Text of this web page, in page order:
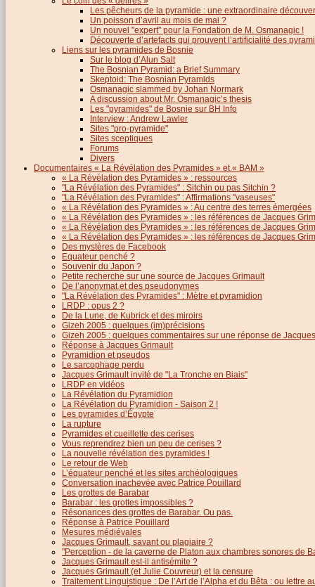
Les pêcheurs de la pyramide : une extraordinaire
Un poisson d’avril au mois de mai ?
Un nouvel "expert" pour la Fondation de M. Osmanagic !
Découverte d’artefacts qui prouvent l’artificialité des
Liens sur les pyramides de Bosnie
Sur le blog d’Alun Salt
The Bosnian Pyramid: a Brief Summary
Skeptoid: The Bosnian Pyramids
Osmanagic slammed by Johan Normark
A discussion about Mr. Osmanagic’s thesis
Les "pyramides" de Bosnie sur BH Info
Interview : Andrew Lawler
Sites "pro-pyramide"
Sites sceptiques
Forums
Divers
Documentaires « La Révélation des Pyramides » et « BAM »
« La Révélation des Pyramides » : ressources
"La Révélation des Pyramides" : Sitchin ou pas Sitchin ?
"La Révélation des Pyramides" : Affirmations "vaseuses"
« La Révélation des Pyramides » : Au centre des terres émergées
« La Révélation des Pyramides » : les références de Jacques
« La Révélation des Pyramides » : les références de Jacques
« La Révélation des Pyramides » : les références de Jacques
Des mystères de Facebook
Equateur penché ?
Souvenir du Japon ?
Petite recherche sur une source de Jacques Grimault
De l’anonymat et des pseudonymes
"La Révélation des Pyramides" : Mètre et pyramidion
LRDP : opus 2 ?
De la Lune, de Kubrick et des miroirs
Gizeh 2005 : quelques (im)précisions
Gizeh 2005 : quelques commentaires sur une réponse de
Réponse à Jacques Grimault
Pyramidion et pseudos
Le sarcophage perdu
Jacques Grimault invité de "La Tronche en Biais"
LRDP en vidéos
La Révélation du Pyramidion
La Révélation du Pyramidion - Saison 2 !
Les pyramides d’Égypte
La rupture
Pyramides et cueillette des cerises
Vous reprendrez bien un peu de cerises ?
La nouvelle révélation des pyramides !
Le retour de Web
L’équateur penché et les sites archéologiques
Conversation inachevée avec Patrice Pouillard
Les grottes de Barabar
Barabar : les grottes impossibles ?
Résonances des grottes de Barabar. Ou pas.
Réponse à Patrice Pouillard
Mesures médiévales
Jacques Grimault, savant ou plagiaire ?
"Perception - de la caverne de Platon aux chambres sonores de
Jacques Grimault est-il antisémite ?
Jacques Grimault (et Julie Couvreur) et la censure
Traitement Linguistique : De l’Art de l’Alpha et du Bêta : ou lettre